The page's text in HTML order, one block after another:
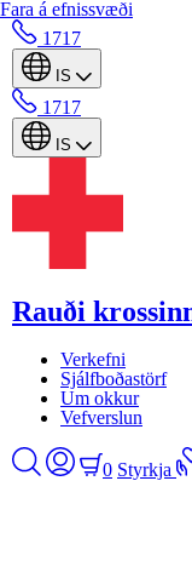
Fara á efnissvæði
1717
IS
1717
IS
Rauði
Verkefni
Sjálfboðastörf
Um okkur
Vefverslun
0 Styrkja